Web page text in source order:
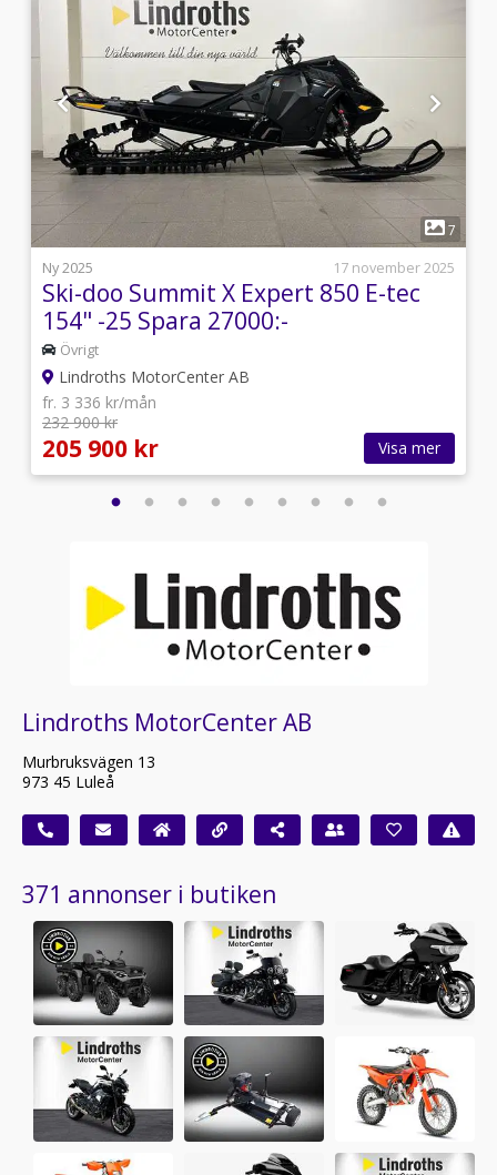
1
7
Ny 2025
17 november 2025
Ski-doo Summit X Expert 850 E-tec
154" -25 Spara 27000:-
Övrigt
Lindroths MotorCenter AB
fr. 3 336 kr/mån
232 900 kr
205 900 kr Visa mer
Lindroths MotorCenter AB
Murbruksvägen 13
973 45 Luleå
371 annonser i butiken